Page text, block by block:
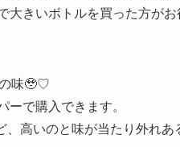
大きいボトルを買った方が
味🥹♡
で購入できます。
高いのと味が当たり外れあ